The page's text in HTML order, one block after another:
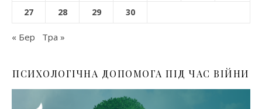
27
28 29 30
« Бер Тра »
ПСИХОЛОГІЧНА ДОПОМОГА ПІД ЧАС ВІЙНИ